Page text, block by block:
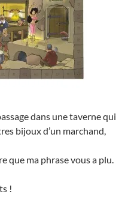
dans une taverne qui
bijoux d’un marchand,
que ma phrase vous a plu.
!